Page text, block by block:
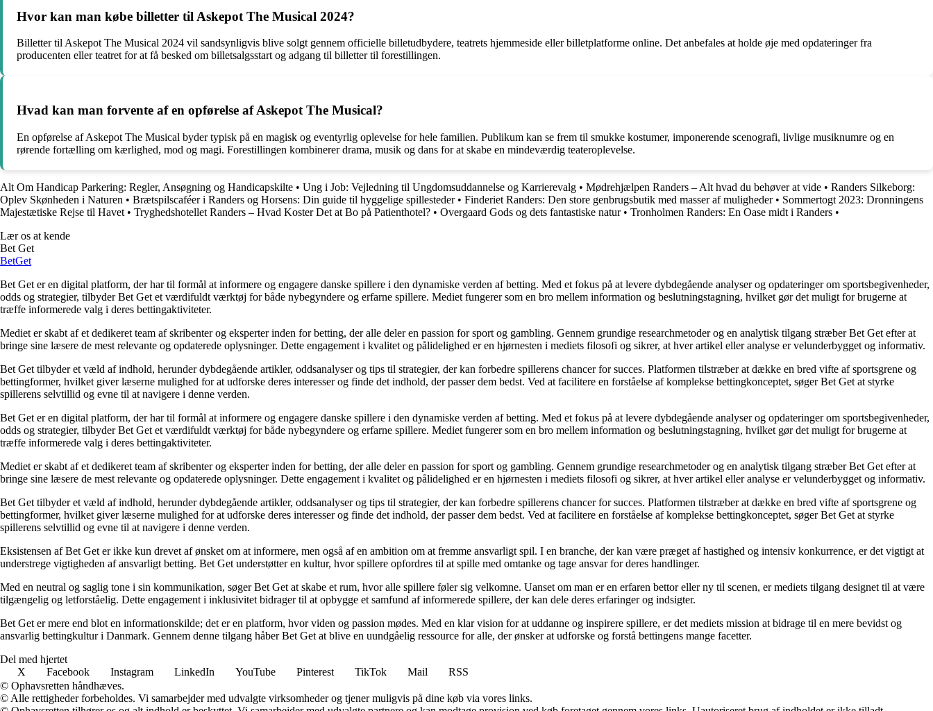
Hvor kan man købe billetter til Askepot The Musical 2024?
Billetter til Askepot The Musical 2024 vil sandsynligvis blive solgt gennem officielle billetudbydere, teatrets hjemmeside eller billetplatforme online. Det anbefales at holde øje med opdateringer fra
producenten eller teatret for at få besked om billetsalgsstart og adgang til billetter til forestillingen.
Hvad kan man forvente af en opførelse af Askepot The Musical?
En opførelse af Askepot The Musical byder typisk på en magisk og eventyrlig oplevelse for hele familien. Publikum kan se frem til smukke kostumer, imponerende scenografi, livlige musiknumre og en
rørende fortælling om kærlighed, mod og magi. Forestillingen kombinerer drama, musik og dans for at skabe en mindeværdig teateroplevelse.
Alt Om Handicap Parkering: Regler, Ansøgning og Handicapskilte • Ung i Job: Vejledning til Ungdomsuddannelse og Karrierevalg • Mødrehjælpen Randers – Alt hvad du behøver at vide • Randers Silkeborg:
Oplev Skønheden i Naturen • Brætspilscaféer i Randers og Horsens: Din guide til hyggelige spillesteder• Finderiet Randers: Den store genbrugsbutik med masser af muligheder• Sommertogt 2023: Dronningens
Majestætiske Rejse til Havet • Tryghedshotellet Randers – Hvad Koster Det at Bo på Patienthotel? • Overgaard Gods og dets fantastiske natur• Tronholmen Randers: En Oase midt i Randers •
Lær os at kende
Bet Get
BetGet
Bet Get er en digital platform, der har til formål at informere og engagere danske spillere i den dynamiske verden af betting. Med et fokus på at levere dybdegående analyser og opdateringer om sportsbegivenheder,
odds og strategier, tilbyder Bet Get et værdifuldt værktøj for både nybegyndere og erfarne spillere. Mediet fungerer som en bro mellem information og beslutningstagning, hvilket gør det muligt for brugerne at
træffe informerede valg i deres bettingaktiviteter.
Mediet er skabt af et dedikeret team af skribenter og eksperter inden for betting, der alle deler en passion for sport og gambling. Gennem grundige researchmetoder og en analytisk tilgang stræber Bet Get efter at
bringe sine læsere de mest relevante og opdaterede oplysninger. Dette engagement i kvalitet og pålidelighed er en hjørnesten i mediets filosofi og sikrer, at hver artikel eller analyse er velunderbygget og informativ.
Bet Get tilbyder et væld af indhold, herunder dybdegående artikler, oddsanalyser og tips til strategier, der kan forbedre spillerens chancer for succes. Platformen tilstræber at dække en bred vifte af sportsgrene og
bettingformer, hvilket giver læserne mulighed for at udforske deres interesser og finde det indhold, der passer dem bedst. Ved at facilitere en forståelse af komplekse bettingkonceptet, søger Bet Get at styrke
spillerens selvtillid og evne til at navigere i denne verden.
Bet Get er en digital platform, der har til formål at informere og engagere danske spillere i den dynamiske verden af betting. Med et fokus på at levere dybdegående analyser og opdateringer om sportsbegivenheder,
odds og strategier, tilbyder Bet Get et værdifuldt værktøj for både nybegyndere og erfarne spillere. Mediet fungerer som en bro mellem information og beslutningstagning, hvilket gør det muligt for brugerne at
træffe informerede valg i deres bettingaktiviteter.
Mediet er skabt af et dedikeret team af skribenter og eksperter inden for betting, der alle deler en passion for sport og gambling. Gennem grundige researchmetoder og en analytisk tilgang stræber Bet Get efter at
bringe sine læsere de mest relevante og opdaterede oplysninger. Dette engagement i kvalitet og pålidelighed er en hjørnesten i mediets filosofi og sikrer, at hver artikel eller analyse er velunderbygget og informativ.
Bet Get tilbyder et væld af indhold, herunder dybdegående artikler, oddsanalyser og tips til strategier, der kan forbedre spillerens chancer for succes. Platformen tilstræber at dække en bred vifte af sportsgrene og
bettingformer, hvilket giver læserne mulighed for at udforske deres interesser og finde det indhold, der passer dem bedst. Ved at facilitere en forståelse af komplekse bettingkonceptet, søger Bet Get at styrke
spillerens selvtillid og evne til at navigere i denne verden.
Eksistensen af Bet Get er ikke kun drevet af ønsket om at informere, men også af en ambition om at fremme ansvarligt spil. I en branche, der kan være præget af hastighed og intensiv konkurrence, er det vigtigt at
understrege vigtigheden af ansvarligt betting. Bet Get understøtter en kultur, hvor spillere opfordres til at spille med omtanke og tage ansvar for deres handlinger.
Med en neutral og saglig tone i sin kommunikation, søger Bet Get at skabe et rum, hvor alle spillere føler sig velkomne. Uanset om man er en erfaren bettor eller ny til scenen, er mediets tilgang designet til at være
tilgængelig og letforståelig. Dette engagement i inklusivitet bidrager til at opbygge et samfund af informerede spillere, der kan dele deres erfaringer og indsigter.
Bet Get er mere end blot en informationskilde; det er en platform, hvor viden og passion mødes. Med en klar vision for at uddanne og inspirere spillere, er det mediets mission at bidrage til en mere bevidst og
ansvarlig bettingkultur i Danmark. Gennem denne tilgang håber Bet Get at blive en uundgåelig ressource for alle, der ønsker at udforske og forstå bettingens mange facetter.
Del med hjertet
X
Facebook Instagram LinkedIn YouTube Pinterest TikTok Mail
RSS
© Ophavsretten håndhæves.
© Alle rettigheder forbeholdes. Vi samarbejder med udvalgte virksomheder og tjener muligvis på dine køb via vores links.